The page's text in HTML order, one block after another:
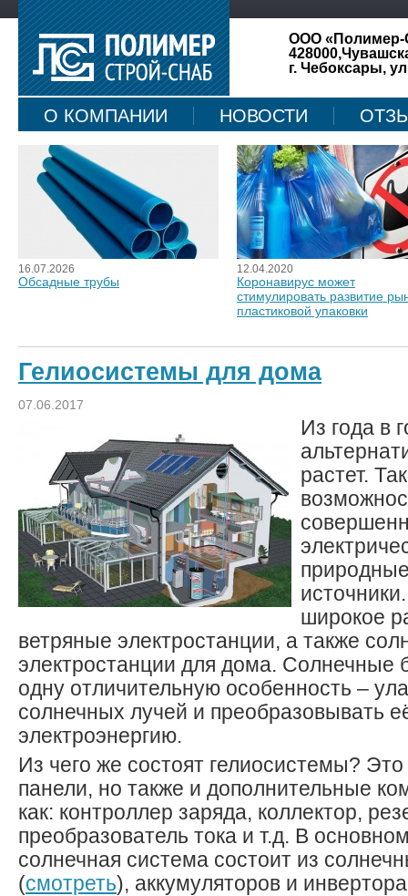
ООО «Полимер-
г. Чебоксары,
О КОМПАНИИ НОВОСТИ
КАРТА САЙТА
16.07.2026
Обсадные трубы
12.04.2020
Коронавирус может
стимулировать развитие
пластиковой упаковки
Гелиосистемы для дома
07.06.2017
Из года в
растет.
широкое
ветряные электростанции, а также
электростанции для дома. Солнечные
одну отличительную особенность –
солнечных лучей и преобразовывать
электроэнергию.
Из чего же состоят гелиосистемы?
панели, но также и дополнительные
как: контроллер заряда, коллектор,
преобразователь тока и т.д. В
солнечная система состоит из
(смотреть), аккумуляторов и